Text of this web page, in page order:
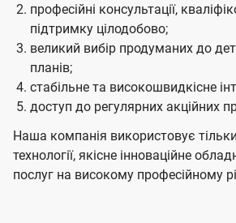
професійні консультації,
підтримку цілодобово;
великий вибір продуманих до
планів;
стабільне та високошвидкісне
доступ до регулярних акційних
Наша компанія використовує
технології, якісне інноваційне
послуг на високому професійному